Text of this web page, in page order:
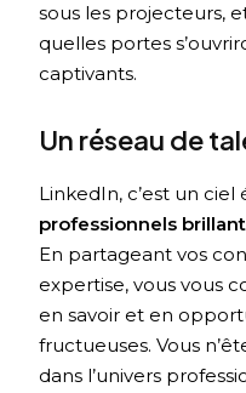
sous les projecteurs,
quelles portes
captivants.
Un réseau de
LinkedIn, c’est un
professionnels
En partageant vos
expertise, vous vous
en savoir et en
fructueuses. Vous
dans l’univers